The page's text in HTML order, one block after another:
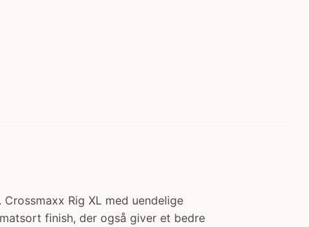
Rig XL med uendelige
finish, der også giver et bedre